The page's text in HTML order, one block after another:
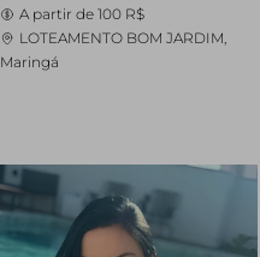
A partir de 100 R$
LOTEAMENTO BOM JARDIM,
Maringá